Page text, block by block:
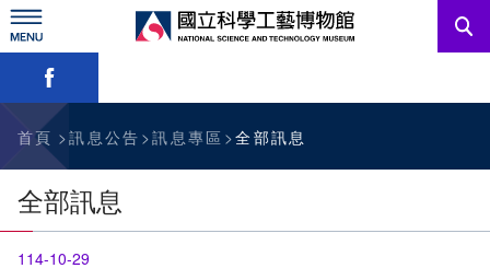
跳
到
主
要
訊息公告
參觀資訊
教育資源
網站服務
略過字型切換，社群分享工具列
首頁 訊息公告 訊息專區 全部訊息
全部訊息
114-10-29